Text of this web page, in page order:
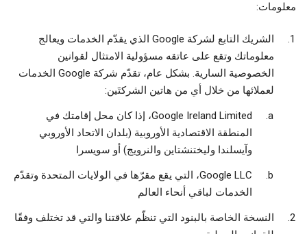
معلومات:
الشريك التابع لشركة Google الذي يقدّم الخدمات ويعالج
معلوماتك وتقع على عاتقه مسؤولية الامتثال لقوانين
الخصوصية السارية. بشكل عام، تقدّم شركة Google الخدمات
لعملائها من خلال أي من هاتين الشركتَين:
Google Ireland Limited، إذا كان محل إقامتك في
المنطقة الاقتصادية الأوروبية (بلدان الاتحاد الأوروبي
وآيسلندا وليختنشتاين والنرويج) أو سويسرا
Google LLC، التي يقع مقرّها في الولايات المتحدة وتقدّم
الخدمات لباقي أنحاء العالم
النسخة الخاصة بالبنود التي تنظّم علاقتنا والتي قد تختلف وفقًا